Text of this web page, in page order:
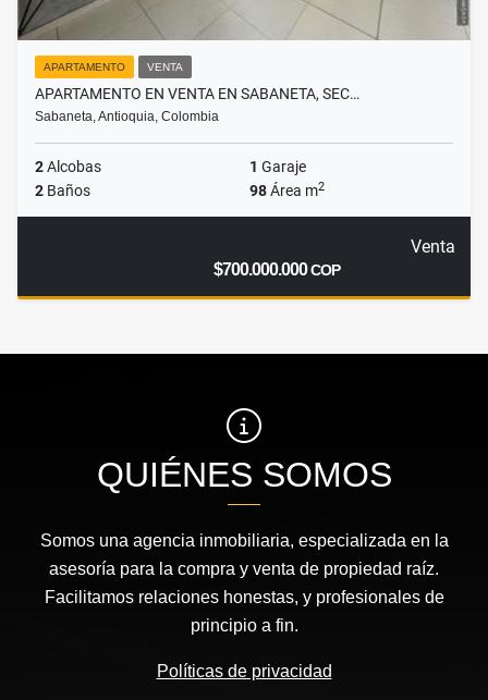
APARTAMENTO VENTA
APARTAMENTO EN VENTA EN SABANETA, SEC…
Sabaneta, Antioquia, Colombia
2Alcobas 1 Garaje
2 Baños 98Área m2
Venta
$700.000.000COP
QUIÉNES SOMOS
Somos una agencia inmobiliaria, especializada en la
asesoría para la compra y venta de propiedad raíz.
Facilitamos relaciones honestas, y profesionales de
principio a fin.
Políticas de privacidad